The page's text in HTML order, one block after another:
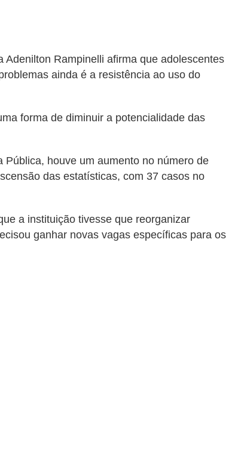
Rampinelli afirma que adolescentes
ainda é a resistência ao uso do
forma de diminuir a potencialidade das
houve um aumento no número de
das estatísticas, com 37 casos no
a instituição tivesse que reorganizar
ganhar novas vagas específicas para os